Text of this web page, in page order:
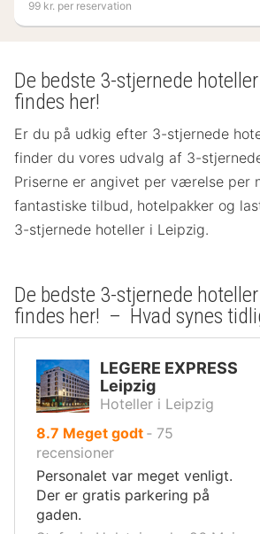
99 kr. per reservation
De bedste 3-stjernede
findes her!
Er du på udkig efter 3-stjernede
finder du vores udvalg af 3-
Priserne er angivet per værelse per
fantastiske tilbud, hotelpakker og
3-stjernede hoteller i Leipzig.
De bedste 3-stjernede
findes her! – Hvad synes
LEGERE EXPRESS
Leipzig
Hoteller i Leipzig
8.7 ud
af
10,
Meget godt ‐ 75
recensioner
Personalet var meget venligt.
Der er gratis parkering på
gaden.